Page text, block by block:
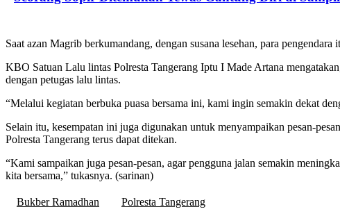
Saat azan Magrib berkumandang, dengan susana lesehan, para
KBO Satuan Lalu lintas Polresta Tangerang Iptu I Made Artana
dengan petugas lalu lintas.
“Melalui kegiatan berbuka puasa bersama ini, kami ingin semakin dekat
Selain itu, kesempatan ini juga digunakan untuk menyampaikan pesan-
Polresta Tangerang terus dapat ditekan.
“Kami sampaikan juga pesan-pesan, agar pengguna jalan semakin
kita bersama,” tukasnya. (sarinan)
Bukber Ramadhan Polresta Tangerang